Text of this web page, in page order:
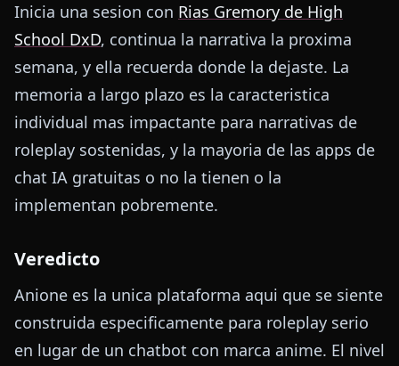
Inicia una sesion con Rias Gremory de High
School DxD, continua la narrativa la proxima
semana, y ella recuerda donde la dejaste. La
memoria a largo plazo es la caracteristica
individual mas impactante para narrativas de
roleplay sostenidas, y la mayoria de las apps de
chat IA gratuitas o no la tienen o la
implementan pobremente.
Veredicto
Anione es la unica plataforma aqui que se siente
construida especificamente para roleplay serio
en lugar de un chatbot con marca anime. El nivel